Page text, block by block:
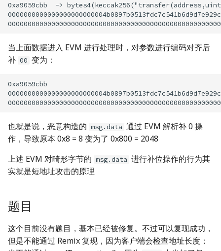
0xa9059cbb  ->
当上面数据进入 EVM 进行处理时，对参数进行编码对齐后
补 00 变为：
0xa9059cbb
也就是说，恶意构造的 msg.data 通过 EVM 解析补 0 操
作，导致原本 0x8 = 8 变为了 0x800 = 2048
上述 EVM 对畸形字节的 msg.data 进行补位操作的行为其
实就是短地址攻击的原理
题目
这个目前没有题目，基本已经被修复。不过可以复现成功，
但是不能通过 Remix 复现，因为客户端会检查地址长度；